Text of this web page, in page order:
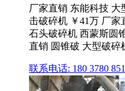
厂家直销 东能科技 大
击破碎机 ￥41万 厂家
石头破碎机 西蒙斯圆
直销 圆锥破 大型破碎
联系电话: 180 3780